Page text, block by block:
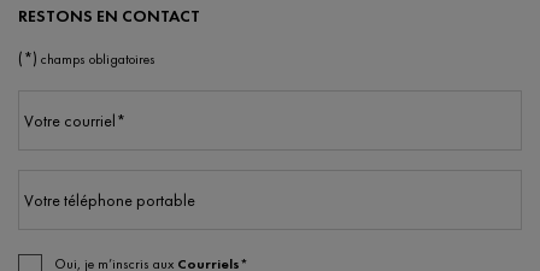
RESTONS EN CONTACT
(*) champs obligatoires
Votre courriel*
Votre téléphone portable
Oui, je m’inscris aux Courriels*